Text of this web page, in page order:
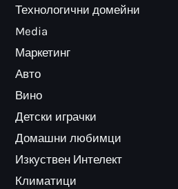
Технологични домейни
Media
Маркетинг
Авто
Вино
Детски играчки
Домашни любимци
Изкуствен Интелект
Климатици